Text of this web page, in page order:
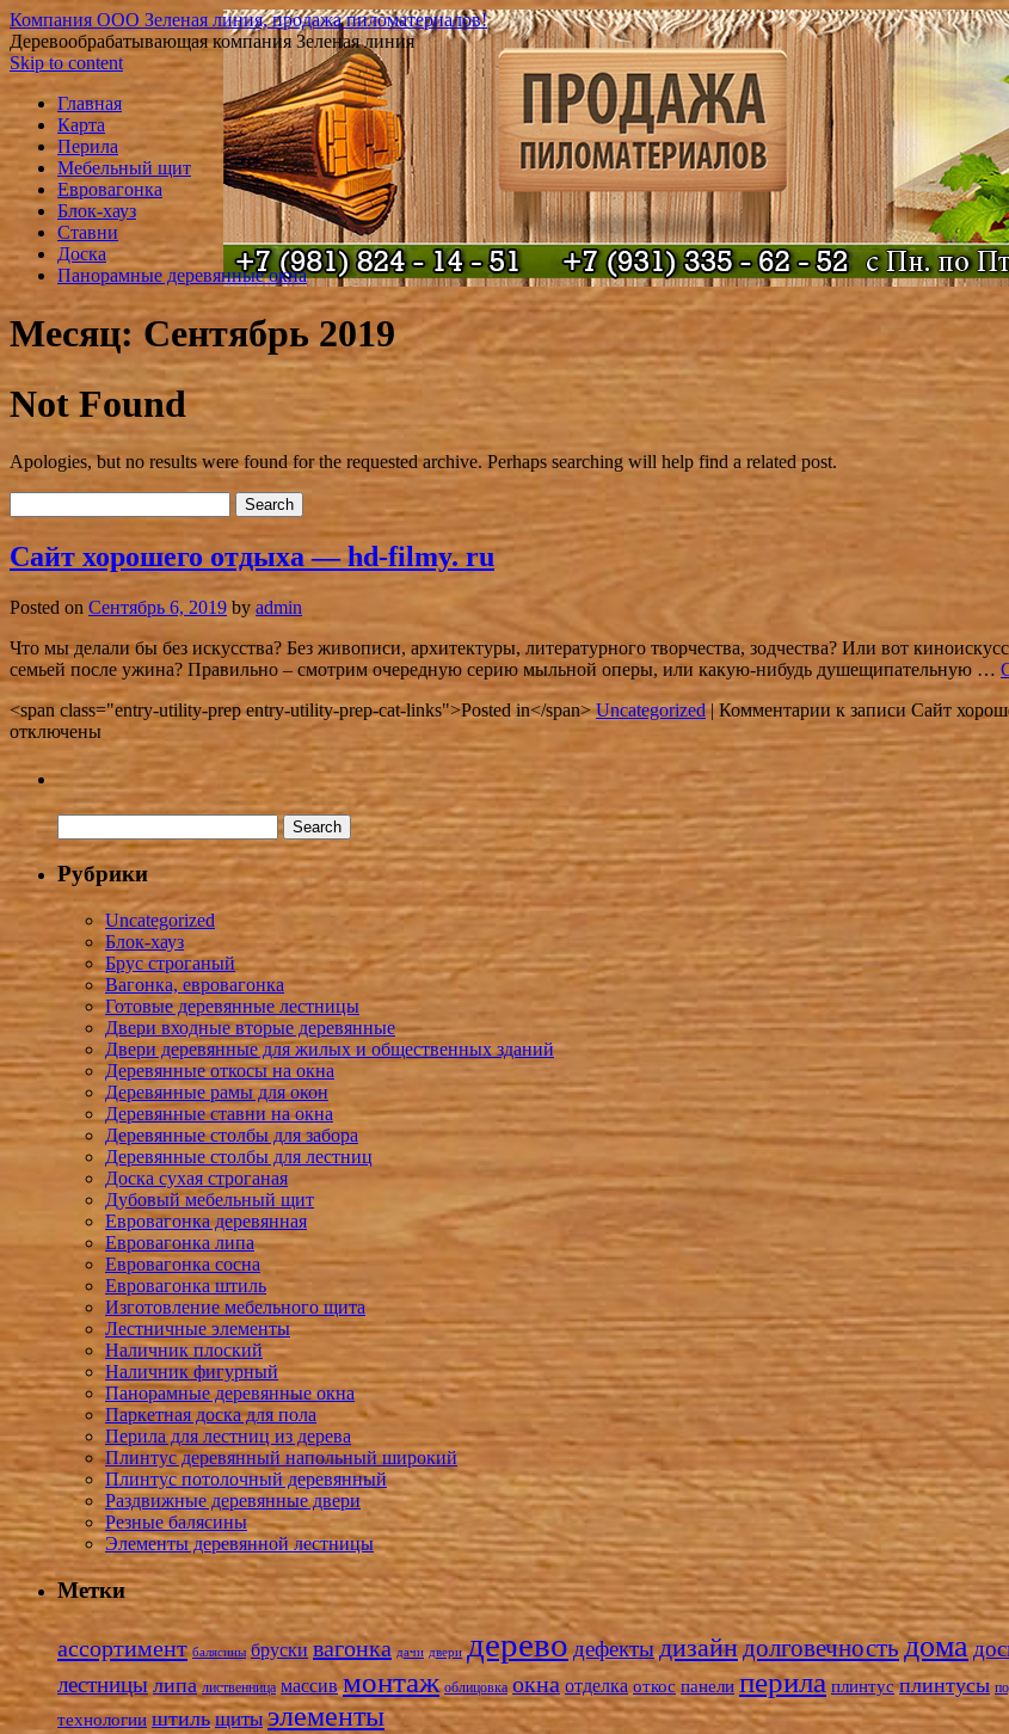
Компания ООО Зеленая линия, продажа пиломатериалов!
Деревообрабатывающая компания Зеленая линия
Skip to content
Главная
Карта
Перила
Мебельный щит
Евровагонка
Блок-хауз
Ставни
Доска
Панорамные деревянные окна
Месяц: Сентябрь 2019
Not Found
Apologies, but no results were found for the requested archive. Perhaps searching will help find a related post.
Сайт хорошего отдыха — hd-filmy. ru
Posted on Сентябрь 6, 2019 by admin
Что мы делали бы без искусства? Без живописи, архитектуры, литературного творчества, зодчества? Или вот
семьей после ужина? Правильно – смотрим очередную серию мыльной оперы, или какую-нибудь душещипательную …
<span class="entry-utility-prep entry-utility-prep-cat-links">Posted in</span>Uncategorized | Комментарии к записи Сайт
отключены
Рубрики
Uncategorized
Блок-хауз
Брус строганый
Вагонка, евровагонка
Готовые деревянные лестницы
Двери входные вторые деревянные
Двери деревянные для жилых и общественных зданий
Деревянные откосы на окна
Деревянные рамы для окон
Деревянные ставни на окна
Деревянные столбы для забора
Деревянные столбы для лестниц
Доска сухая строганая
Дубовый мебельный щит
Евровагонка деревянная
Евровагонка липа
Евровагонка сосна
Евровагонка штиль
Изготовление мебельного щита
Лестничные элементы
Наличник плоский
Наличник фигурный
Панорамные деревянные окна
Паркетная доска для пола
Перила для лестниц из дерева
Плинтус деревянный напольный широкий
Плинтус потолочный деревянный
Раздвижные деревянные двери
Резные балясины
Элементы деревянной лестницы
Метки
ассортимент балясины бруски вагонка дачи двери дерево дефектыдизайндолговечностьдома
лестницы липа лиственница массив монтаж облицовка окна отделка откос панели перила плинтус плинтусы
технологии штиль щиты элементы